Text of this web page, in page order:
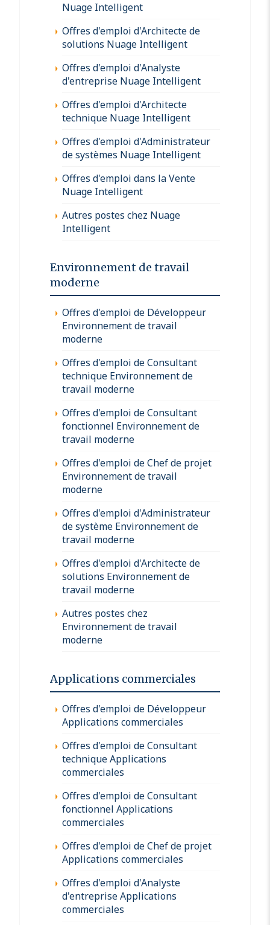
Nuage Intelligent
Offres d'emploi d'Architecte de
solutions Nuage Intelligent
Offres d'emploi d'Analyste
d'entreprise Nuage Intelligent
Offres d'emploi d'Architecte
technique Nuage Intelligent
Offres d'emploi d'Administrateur
de systèmes Nuage Intelligent
Offres d'emploi dans la Vente
Nuage Intelligent
Autres postes chez Nuage
Intelligent
Environnement de travail
moderne
Offres d'emploi de Développeur
Environnement de travail
moderne
Offres d'emploi de Consultant
technique Environnement de
travail moderne
Offres d'emploi de Consultant
fonctionnel Environnement de
travail moderne
Offres d'emploi de Chef de projet
Environnement de travail
moderne
Offres d'emploi d'Administrateur
de système Environnement de
travail moderne
Offres d'emploi d'Architecte de
solutions Environnement de
travail moderne
Autres postes chez
Environnement de travail
moderne
Applications commerciales
Offres d'emploi de Développeur
Applications commerciales
Offres d'emploi de Consultant
technique Applications
commerciales
Offres d'emploi de Consultant
fonctionnel Applications
commerciales
Offres d'emploi de Chef de projet
Applications commerciales
Offres d'emploi d'Analyste
d'entreprise Applications
commerciales